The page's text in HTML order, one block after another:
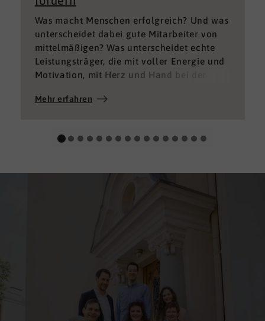
Was macht Menschen erfolgreich? Und was
unterscheidet dabei gute Mitarbeiter von
mittelmäßigen? Was unterscheidet echte
Leistungsträger, die mit voller Energie und
Motivation, mit Herz und Hand bei der
„Job“ machen und von denen, die – aus
Mehr erfahren